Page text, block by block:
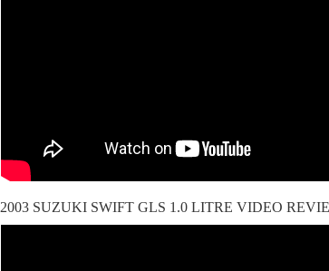
2003 SUZUKI SWIFT GLS 1.0 LITRE VIDEO